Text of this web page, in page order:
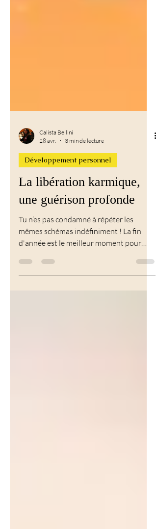
Calista Bellini
28 avr.
3 min de lecture
Développement personnel
La libération karmique,
une guérison profonde
Tu n’es pas condamné à répéter les
mêmes schémas indéfiniment ! La fin
d'année est le meilleur moment pour
libérer les bloages et commencer une